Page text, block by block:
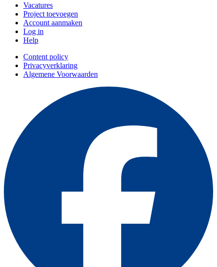
Vacatures
Project toevoegen
Account aanmaken
Log in
Help
Content policy
Privacyverklaring
Algemene Voorwaarden